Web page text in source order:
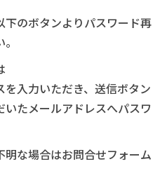
のボタンよりパスワード再
入力いただき、送信ボタン
たメールアドレスへパスワ
な場合はお問合せフォーム